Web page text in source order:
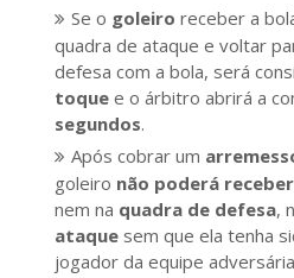
Se o goleiro receber a
quadra de ataque e voltar
defesa com a bola, será
toque e o árbitro abrirá a
segundos.
Após cobrar um
goleiro não poderá
nem na quadra de defesa,
ataque sem que ela tenha
jogador da equipe